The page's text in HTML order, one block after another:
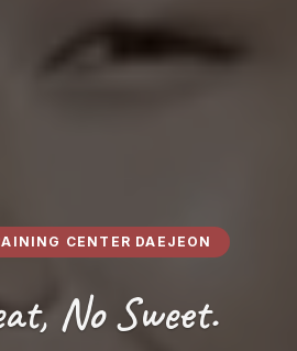
CENTER DAEJEON
No Sweet.